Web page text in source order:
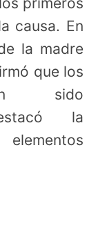
causa. En
la madre
que los
sido
la